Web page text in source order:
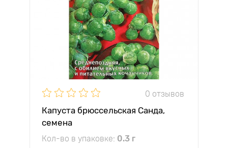
0 отзывов
Капуста брюссельская Санда,
семена
Кол-во в упаковке: 0.3 г